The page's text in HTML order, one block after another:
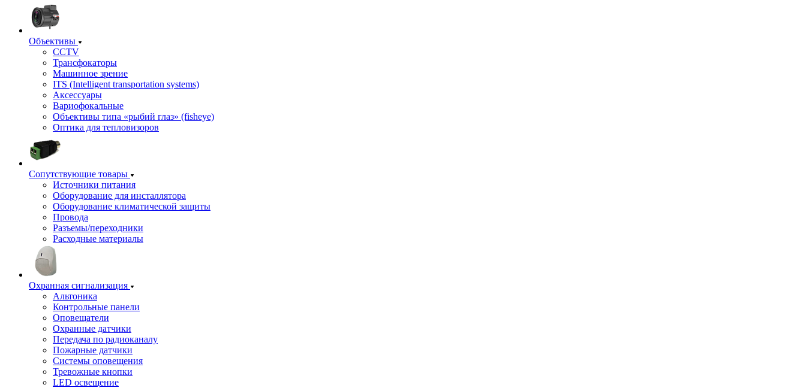
Объективы
CCTV
Трансфокаторы
Машинное зрение
ITS (Intelligent transportation systems)
Аксессуары
Вариофокальные
Объективы типа «рыбий глаз» (fisheye)
Оптика для тепловизоров
Сопутствующие товары
Источники питания
Оборудование для инсталлятора
Оборудование климатической защиты
Провода
Разъемы/переходники
Расходные материалы
Охранная сигнализация
Альтоника
Контрольные панели
Оповещатели
Охранные датчики
Передача по радиоканалу
Пожарные датчики
Системы оповещения
Тревожные кнопки
LED освещение